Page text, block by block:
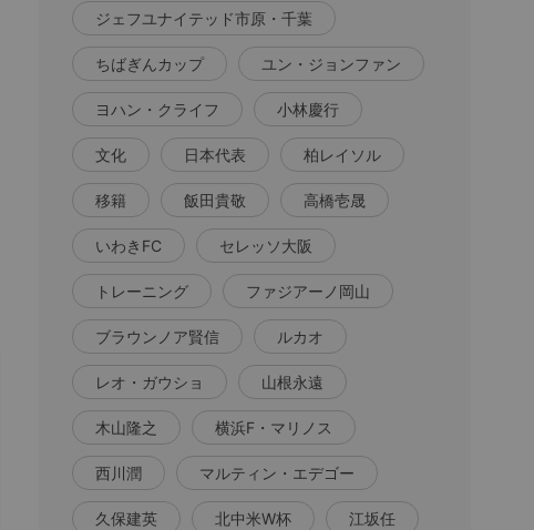
ジェフユナイテッド市原・千葉
ちばぎんカップ ユン・ジョンファン
ヨハン・クライフ 小林慶行
文化 日本代表 柏レイソル
移籍 飯田貴敬 高橋壱晟
いわきFC セレッソ大阪
トレーニング ファジアーノ岡山
ブラウンノア賢信 ルカオ
レオ・ガウショ 山根永遠
木山隆之 横浜F・マリノス
西川潤 マルティン・エデゴー
久保建英 北中米W杯 江坂任